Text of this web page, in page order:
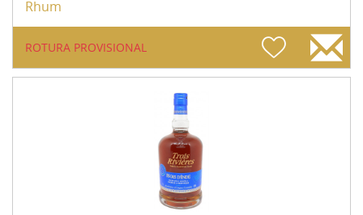
Rhum
ROTURA PROVISIONAL